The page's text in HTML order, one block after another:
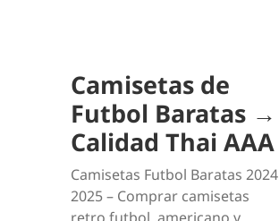
Camisetas de
Futbol Baratas →
Calidad Thai AAA
Camisetas Futbol Baratas 2024
2025 – Comprar camisetas